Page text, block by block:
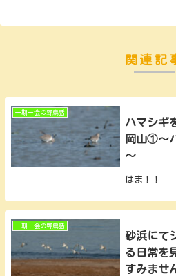
関連記
一期一会の野鳥話
ハマシギ
岡山①～
～
はま！！
一期一会の野鳥話
砂浜にて
る日常を
すみませ